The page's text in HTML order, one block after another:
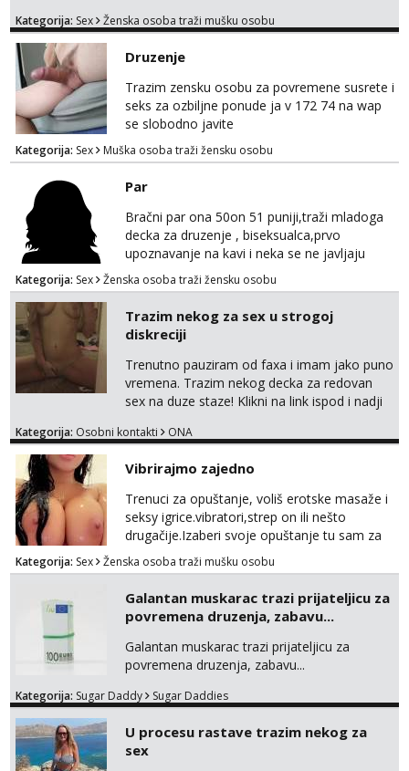
na link ispod i nadji me tamo, cekam te!
Kategorija: Sex Ženska osoba traži mušku osobu
Druzenje
Trazim zensku osobu za povremene susrete i
seks za ozbiljne ponude ja v 172 74 na wap
se slobodno javite
Kategorija: Sex Muška osoba traži žensku osobu
Par
Bračni par ona 50on 51 puniji,traži mladoga
decka za druzenje , biseksualca,prvo
upoznavanje na kavi i neka se ne javljaju
stariji od 30 godina
Kategorija: Sex Ženska osoba traži žensku osobu
Trazim nekog za sex u strogoj
diskreciji
Trenutno pauziram od faxa i imam jako puno
vremena. Trazim nekog decka za redovan
sex na duze staze! Klikni na link ispod i nadji
Kategorija: Osobni kontakti ONA
Vibrirajmo zajedno
Trenuci za opuštanje, voliš erotske masaže i
seksy igrice.vibratori,strep on ili nešto
drugačije.Izaberi svoje opuštanje tu sam za
tebe.sve info na mob 095/762-8147
Kategorija: Sex Ženska osoba traži mušku osobu
Galantan muskarac trazi prijateljicu za
povremena druzenja, zabavu...
Galantan muskarac trazi prijateljicu za
povremena druzenja, zabavu...
Kategorija: Sugar Daddy Sugar Daddies
U procesu rastave trazim nekog za
sex